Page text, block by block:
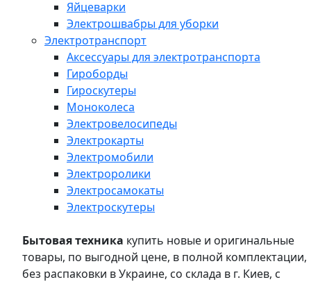
Яйцеварки
Электрошвабры для уборки
Электротранспорт
Аксессуары для электротранспорта
Гироборды
Гироскутеры
Моноколеса
Электровелосипеды
Электрокарты
Электромобили
Электроролики
Электросамокаты
Электроскутеры
Бытовая техника купить новые и оригинальные
товары, по выгодной цене, в полной комплектации,
без распаковки в Украине, со склада в г. Киев, с